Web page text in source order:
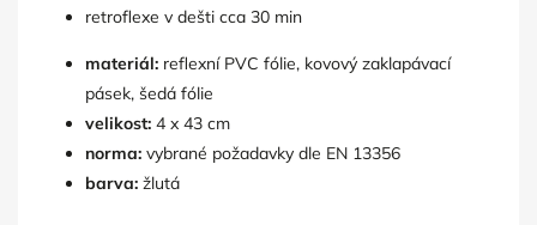
retroflexe v dešti cca 30 min
materiál: reflexní PVC fólie, kovový zaklapávací
pásek, šedá fólie
velikost: 4 x 43 cm
norma: vybrané požadavky dle EN 13356
barva: žlutá